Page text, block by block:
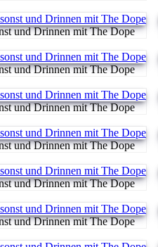
und Drinnen mit The Dope
und Drinnen mit The Dope
und Drinnen mit The Dope
und Drinnen mit The Dope
und Drinnen mit The Dope
und Drinnen mit The Dope